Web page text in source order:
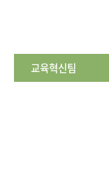
교육혁신팀